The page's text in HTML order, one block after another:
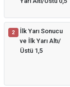
2
İlk Yarı Sonucu
ve İlk Yarı Altı/
Üstü 1,5